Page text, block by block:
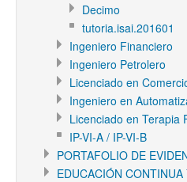
Decimo
tutoria.isai.201601
Ingeniero Financiero
Ingeniero Petrolero
Licenciado en
Ingeniero en
Licenciado en Terapia
IP-VI-A / IP-VI-B
PORTAFOLIO DE
EDUCACIÓN